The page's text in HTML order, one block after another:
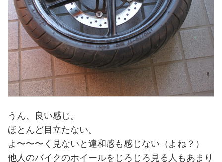
うん、良い感じ。
ほとんど目立たない。
よ〜〜〜く見ないと違和感も感じない（よね？）
他人のバイクのホイールをじろじろ見る人もあまり